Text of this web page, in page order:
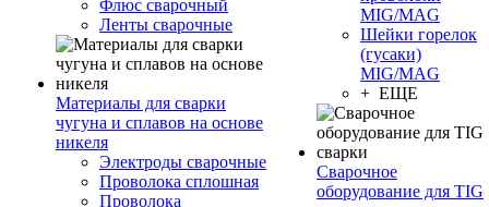
Флюс сварочный
Ленты сварочные
Материалы для сварки
чугуна и сплавов на основе
никеля
Электроды сварочные
Проволока сплошная
Проволока
MIG/MAG
Шейки горелок
(гусаки)
MIG/MAG
+ ЕЩЕ
Сварочное
оборудование для TIG